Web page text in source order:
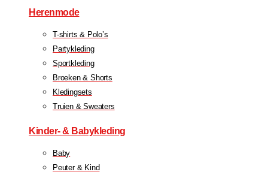
Herenmode
T-shirts & Polo’s
Partykleding
Sportkleding
Broeken & Shorts
Kledingsets
Truien & Sweaters
Kinder- & Babykleding
Baby
Peuter & Kind